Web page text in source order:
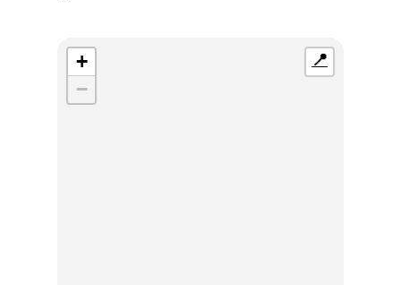
+
−
📍